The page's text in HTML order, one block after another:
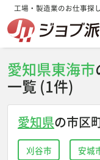
工場・製造業のお仕事探
愛知県東海市
一覧 (1件)
愛知県の市区
刈谷市 安城